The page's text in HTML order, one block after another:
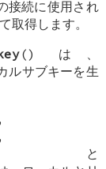
続に使用され
取得します。
() は、
ルサブキーを生
と